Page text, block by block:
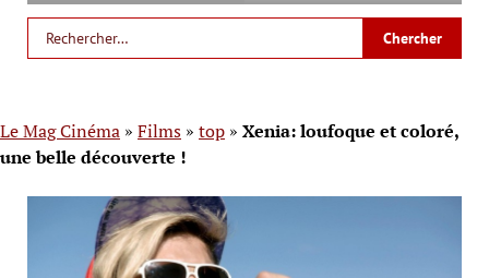
Le Mag Cinéma » Films » top » Xenia: loufoque et coloré,
une belle découverte !